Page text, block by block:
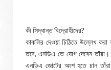
কী সিদ্ধান্ত বিদ্রোহীদের?
কাকলির দেওয়া চিঠিতে উল্লেখ করা
তবে, এনডিএ-তে যোগ দেবেন
এনডিএ জোটের অংশ হতে চান